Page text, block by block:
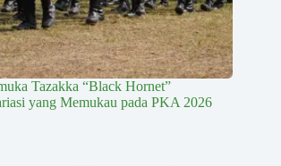
Tazakka “Black Hornet”
yang Memukau pada PKA 2026